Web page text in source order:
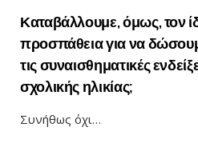
Καταβάλλουμε, όμως, τον
προσπάθεια για να
τις συναισθηματικές
σχολικής ηλικίας;
Συνήθως όχι…